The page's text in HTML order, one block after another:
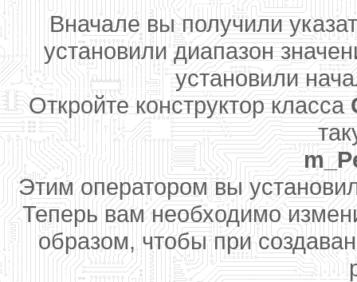
Вначале вы получили
установили диапазон
установили
Откройте конструктор класса
Этим оператором вы
Теперь вам необходимо
образом, чтобы при